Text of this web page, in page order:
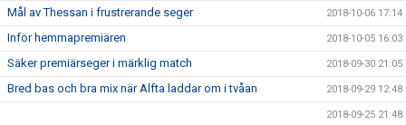
Mål av Thessan i frustrerande seger 2018-10-06 17:14
Inför hemmapremiären 2018-10-05 16:03
Säker premiärseger i märklig match 2018-09-30 21:05
Bred bas och bra mix när Alfta laddar om i tvåan 2018-09-29 12:48
2018-09-25 21:48